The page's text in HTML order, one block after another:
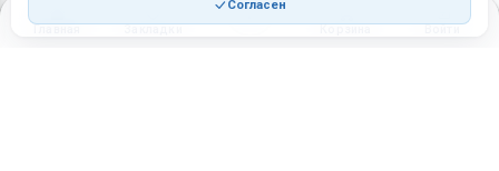
Главная Закладки Корзина Войти
Согласен